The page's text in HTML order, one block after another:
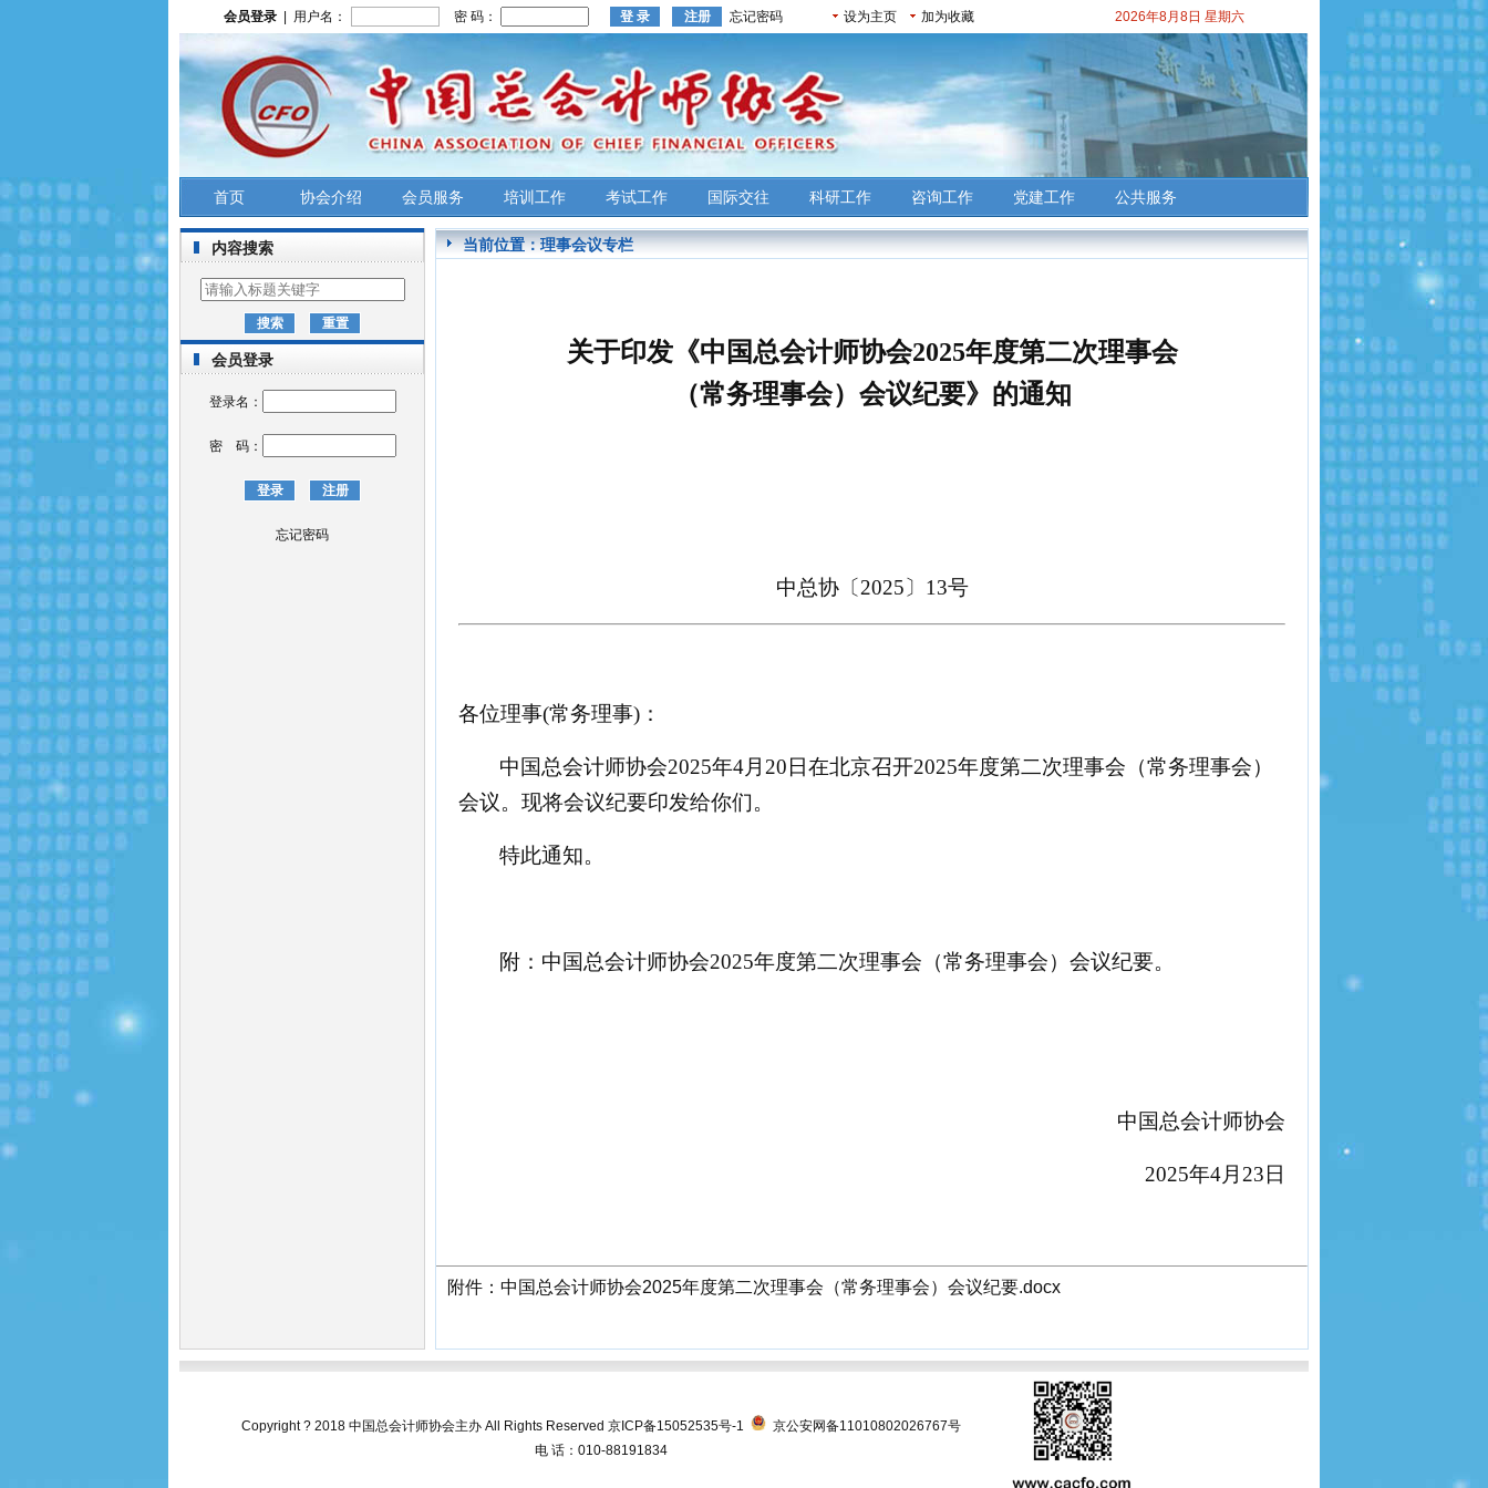
会员登录 | 用户名： 密 码： 忘记密码 设为主页 加为收藏 2026年8月8日 星期六
首页 协会介绍 会员服务 培训工作 考试工作 国际交往 科研工作 咨询工作 党建工作 公共服务
内容搜索
会员登录
登录名：
密 码：
忘记密码
当前位置：理事会议专栏
关于印发《中国总会计师协会2025年度第二次理事会
（常务理事会）会议纪要》的通知
中总协〔 2025 〕 13号
各位理事(常务理事)：
中国总会计师协会2025年4月20日在北京召开2025年度第二次理事会（常务理事会）
会议。现将会议纪要印发给你们。
特此通知。
附：中国总会计师协会2025年度第二次理事会（常务理事会）会议纪要。
中国总会计师协会
2025年4月23日
附件：中国总会计师协会2025年度第二次理事会（常务理事会）会议纪要.docx
Copyright ? 2018 中国总会计师协会主办 All Rights Reserved 京ICP备15052535号-1
京公安网备11010802026767号
电 话：010-88191834